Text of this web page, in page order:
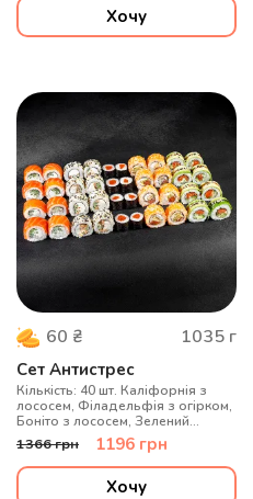
Хочу
60 ₴ 1035 г
Сет Антистрес
Кількість: 40 шт. Каліфорнія з
лососем, Філадельфія з огірком,
Боніто з лососем, Зелений
дракон, Лосось макі
1366грн 1196 грн
Хочу